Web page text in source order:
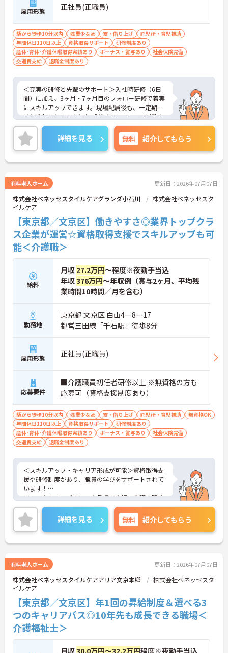
雇用形態 正社員(正職員)
駅から徒歩10分以内 残業少なめ 寮・借り上げ
託児所・育児補助
年間休日110日以上
資格取得サポート
研修制度あり
産休･育休･介護休暇取得実績あり
ボーナス・賞与あり
社会保険完備
交通費支給
退職金制度あり
＜充実の研修と先輩のサポート＞入社時研修（6日
間）に加え、3ヶ月・7ヶ月目のフォロー研修で着実
にスキルアップできます。現場配属後も、一定期間
は先輩社員とペアを組む「ダブルシフト」で業務を
習得できるので、一人で抱え込むことはありませ
ん。
＜頑張りが給与に直結！専門性を磨いて年収アップ
＞経験やスキルがしっかり給与に反映される仕組み
です。定期昇給に加え、独自の社内専門資格制度
の専門性を認定されると、1資格につき月給＋1万円
（最大4万円）の手当がつきます。キャリアアップす
れば年収UPも目指せるため、高いモチベーションで
働き続けられます。
＜家族も嬉しい！ベネッセグループならではの手厚
い福利厚生＞ご家族も支える制度が満載♪産休・育
休の取得実績も多数あり、ライフステージが変わっ
ても長く安心して働き続けられる環境が整っていま
す。
詳細を見る 無料 紹介してもらう
有料老人ホーム 更新日：2026年07月07日
株式会社ベネッセスタイルケアグランダ小石川
株式会社ベネッセスタ
イルケア
【東京都／文京区】働きやすさ◎業界トップクラ
ス企業が運営☆資格取得支援でスキルアップも可
能＜介護職＞
給料
月収 27.2万円～程度※夜勤手当込
年収376万円～年収例（賞与2ヶ月、平均残
業時間10時間／月を含む）
勤務地
東京都 文京区 白山4ー8ー17
都営三田線「千石駅」徒歩8分
雇用形態 正社員(正職員)
応募要件
■介護職員初任者研修以上 ※無資格の方も
応募可（資格支援制度あり）
駅から徒歩10分以内 残業少なめ 寮・借り上げ 託児所・育児補助
無資格OK
年間休日110日以上
資格取得サポート
研修制度あり
産休･育休･介護休暇取得実績あり
ボーナス・賞与あり
社会保険完備
交通費支給
退職金制度あり
＜スキルアップ・キャリア形成が可能＞資格取得支
援や研修制度があり、職員の学びをサポートされて
います！
＜ワークライフバランスを重視＞育児・介護に関す
る制度や社宅制度、各種手当など、長く安心して働
きやすい環境が整っています。
＜寄り添ったケアの実施＞利用者さまに深く寄り添
ったサービスの提供を目指し、職員の専門性を高め
るような人材育成にも注力されています。
詳細をお話ししますのでお気軽にご相談ください！
詳細を見る 無料 紹介してもらう
有料老人ホーム 更新日：2026年07月07日
株式会社ベネッセスタイルケアアリア文京本郷
株式会社ベネッセスタ
イルケア
【東京都／文京区】年1回の昇給制度＆選べる3
つのキャリアパス◎10年先も成長できる職場＜
介護福祉士＞